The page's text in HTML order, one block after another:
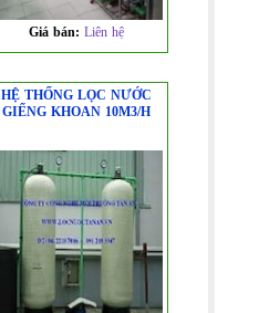
Giá bán: Liên hệ
HỆ THỐNG LỌC NƯỚC
GIẾNG KHOAN 10M3/H